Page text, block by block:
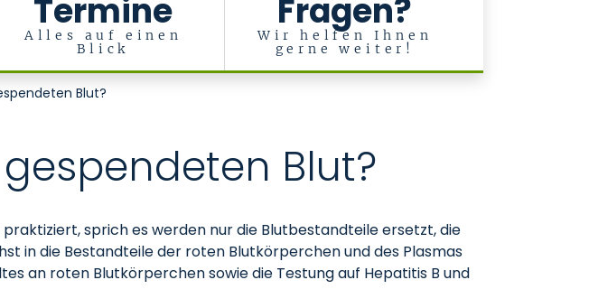
Termine
Alles auf einen
Blick
Fragen?
Wir helfen Ihnen
gerne weiter!
Blut?
Blut?
sprich es werden nur die Blutbestandteile ersetzt, die
in die Bestandteile der roten Blutkörperchen und des Plasmas
an roten Blutkörperchen sowie die Testung auf Hepatitis B und